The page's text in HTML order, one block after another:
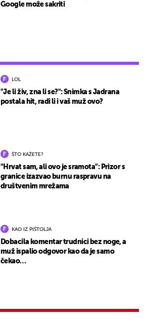
LOL
"Je li živ, zna li se?": Snimka s Jadrana
postala hit, radi li i vaš muž ovo?
ŠTO KAŽETE?
"Hrvat sam, ali ovo je sramota": Prizor s
granice izazvao burnu raspravu na
društvenim mrežama
KAO IZ PIŠTOLJA
Dobacila komentar trudnici bez noge, a
muž ispalio odgovor kao da je samo
čekao…
Google može sakriti